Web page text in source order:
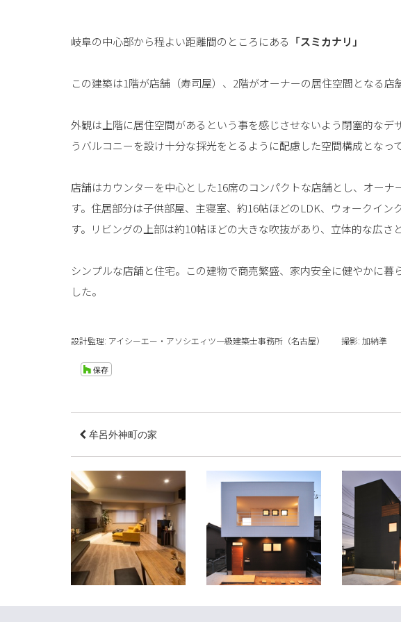
岐阜の中心部から程よい距離間のところにある 「スミカナリ」
この建築は1階が店舗（寿司屋）、2階がオーナーの居住空間となる店
外観は上階に居住空間があるという事を感じさせないよう閉塞的な
うバルコニーを設け十分な採光をとるように配慮した空間構成となっ
店舗はカウンターを中心とした16席のコンパクトな店舗とし、オー
す。住居部分は子供部屋、主寝室、約16帖ほどのLDK、ウォークイ
す。リビングの上部は約10帖ほどの大きな吹抜があり、立体的な広さ
シンプルな店舗と住宅。この建物で商売繁盛、家内安全に健やかに
した。
設計監理: アイシーエー・アソシエィツ一級建築士事務所（名古屋） 撮影: 加納準
牟呂外神町の家
香林坊の家（renovation）
石川県金沢市
名和町の家
愛知県東海市
家具と
愛知県